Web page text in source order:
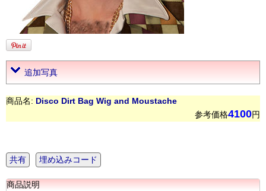
追加写真
商品名: Disco Dirt Bag Wig and Moustache
参考価格4100円
共有 埋め込みコード
商品説明